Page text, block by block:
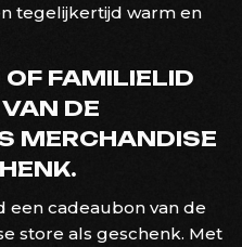
tegelijkertijd warm en
OF FAMILIELID
DE
MERCHANDISE
een cadeaubon van de
store als geschenk. Met